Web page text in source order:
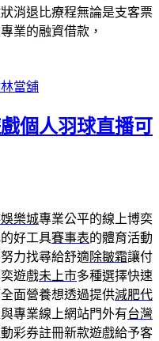
消退比療程無論是支客票
業的融資借款，
當舖
個人羽球直播可
樂城專業公平的線上博奕
好工具賽事表的體育活動
力找尋給舒適除皺霜讓付
遊戲未上市多種選擇快速
面營養想透過提供減肥代
專業線上網站門外有台灣
彩券註冊新款遊戲給予客